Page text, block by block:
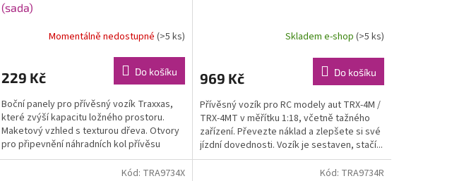
(sada)
Momentálně nedostupné (>5 ks)
229 Kč Do košíku
Boční panely pro přívěsný vozík Traxxas,
které zvýší kapacitu ložného prostoru.
Maketový vzhled s texturou dřeva. Otvory
pro připevnění náhradních kol přívěsu
(prodávají se...
Skladem e-shop (>5 ks)
969 Kč Do košíku
Přívěsný vozík pro RC modely aut TRX-4M /
TRX-4MT v měřítku 1:18, včetně tažného
zařízení. Převezte náklad a zlepšete si své
jízdní dovednosti. Vozík je sestaven, stačí...
Kód: TRA9734X Kód: TRA9734R